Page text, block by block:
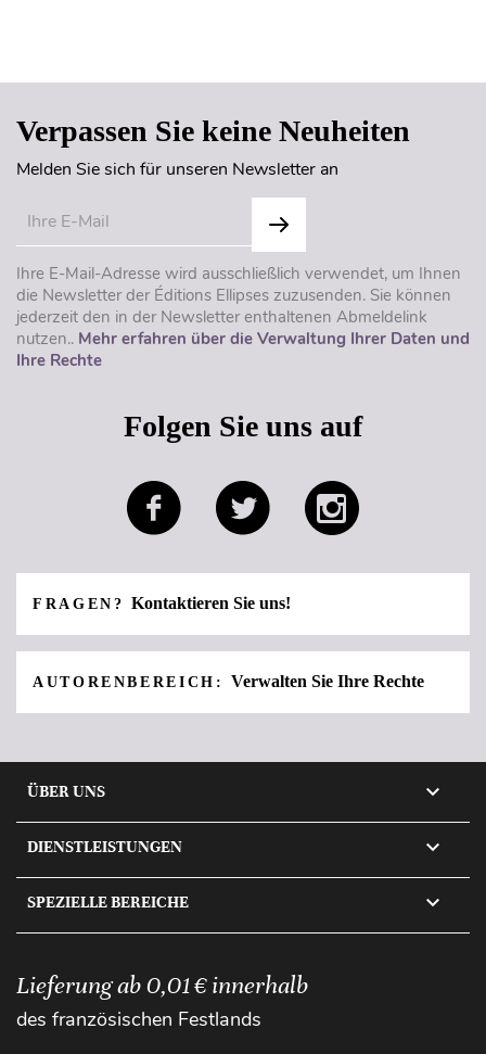
Verpassen Sie keine Neuheiten
Melden Sie sich für unseren Newsletter an
Ihre E-Mail-Adresse wird ausschließlich verwendet, um Ihnen
die Newsletter der Éditions Ellipses zuzusenden. Sie können
jederzeit den in der Newsletter enthaltenen Abmeldelink
nutzen.. Mehr erfahren über die Verwaltung Ihrer Daten und
Ihre Rechte
Folgen Sie uns auf
FRAGEN?Kontaktieren Sie uns!
AUTORENBEREICH: Verwalten Sie Ihre Rechte
ÜBER UNS 
DIENSTLEISTUNGEN 
SPEZIELLE BEREICHE 
Lieferung ab 0,01 € innerhalb
des französischen Festlands